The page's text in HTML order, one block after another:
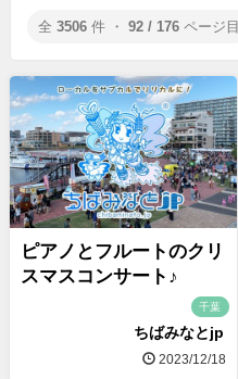
全 3506 件 ・ 92 / 176 ページ目
ピアノとフルートのクリ
スマスコンサート♪
千葉
ちばみなとjp
2023/12/18